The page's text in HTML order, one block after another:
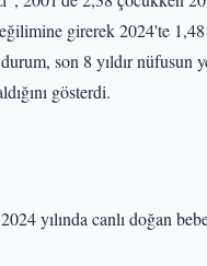
eğilimine girerek 2024'te
son 8 yıldır nüfusun
gösterdi.
yılında canlı doğan